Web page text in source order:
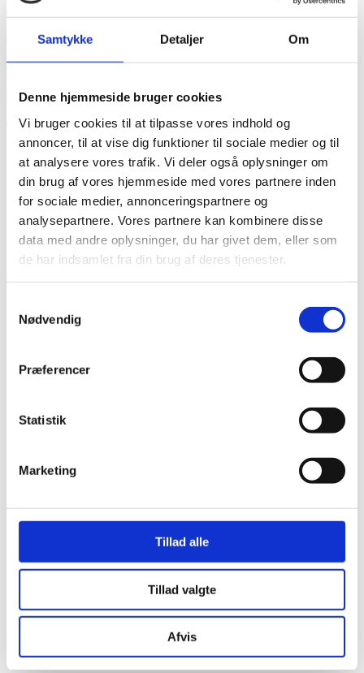
Samtykke Detaljer Om
Denne hjemmeside bruger cookies
Vi bruger cookies til at tilpasse vores indhold og
annoncer, til at vise dig funktioner til sociale medier og til
at analysere vores trafik. Vi deler også oplysninger om
din brug af vores hjemmeside med vores partnere inden
for sociale medier, annonceringspartnere og
analysepartnere. Vores partnere kan kombinere disse
data med andre oplysninger, du har givet dem, eller som
de har indsamlet fra din brug af deres tjenester.
Nødvendig
Præferencer
Statistik
Marketing
Tillad alle
Tillad valgte
Afvis
Se alle biler
66 11 95 60
Ring til os
salg@autocentrum-odense.dk
Skriv til os
Om os
Kontakt
Karriere
Dit næste bilkøb
Samarbejdspartnere
Cookie og privatliv
Favoritter
Serviceaftale
Privatleasing
Kontakt salgsafdeling
09.00 - 17.00
Lukket